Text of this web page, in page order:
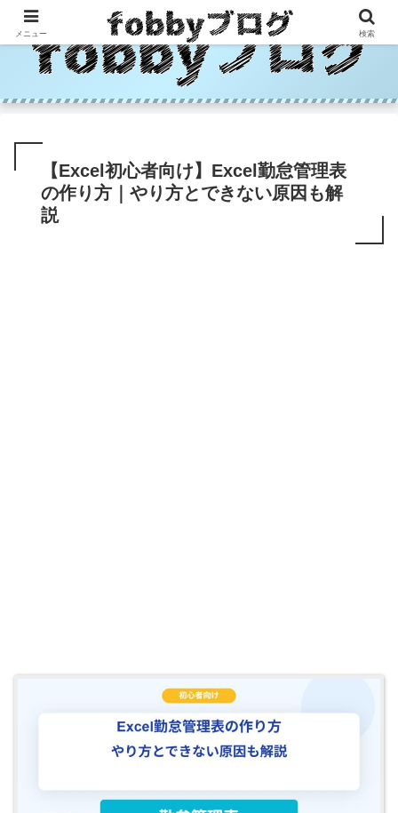
【Excel初心者向け】Excel勤怠管理表
の作り方｜やり方とできない原因も解
説
メニュー 検索